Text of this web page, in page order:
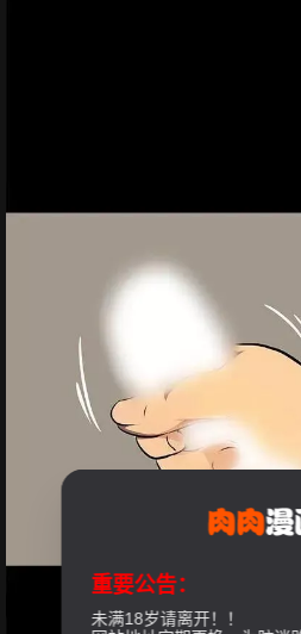
重要公告：
未满18岁请离开！！